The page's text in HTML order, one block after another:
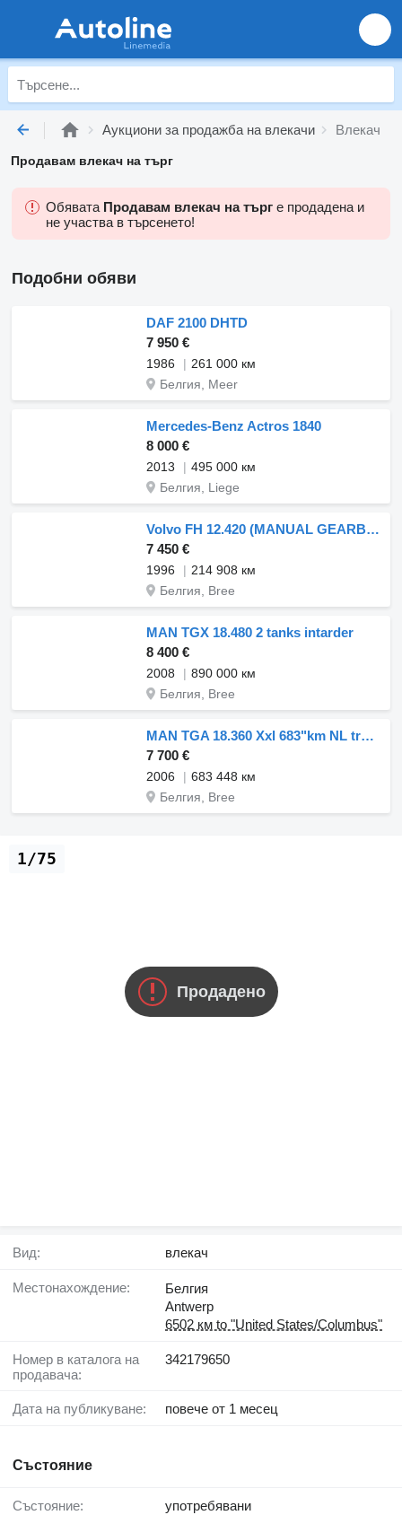
Аукциони за продажба на влекачи Влекач
Продавам влекач на търг
Обявата Продавам влекач на търг е продадена и
не участва в търсенето!
Подобни обяви
DAF 2100 DHTD
7 950 €
1986
261 000 км
Белгия, Meer
Mercedes-Benz Actros 1840
8 000 €
2013
495 000 км
Белгия, Liege
Volvo FH 12.420 (MANUAL GEARBOX / BOITE MANUELLE)
7 450 €
1996
214 908 км
Белгия, Bree
MAN TGX 18.480 2 tanks intarder
8 400 €
2008
890 000 км
Белгия, Bree
MAN TGA 18.360 Xxl 683"km NL truck
7 700 €
2006
683 448 км
Белгия, Bree
Продадено
1/75
Вид: влекач
Местонахождение:
Белгия
Antwerp
6502 км to "United States/Columbus"
Номер в каталога на
продавача:
342179650
Дата на публикуване: повече от 1 месец
Състояние
Състояние: употребявани